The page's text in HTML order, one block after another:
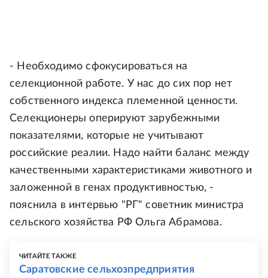
- Необходимо сфокусироваться на
селекционной работе. У нас до сих пор нет
собственного индекса племенной ценности.
Селекционеры оперируют зарубежными
показателями, которые не учитывают
российские реалии. Надо найти баланс между
качественными характеристиками животного и
заложенной в генах продуктивностью, -
пояснила в интервью "РГ" советник министра
сельского хозяйства РФ Ольга Абрамова.
ЧИТАЙТЕ ТАКЖЕ
Саратовские сельхозпредприятия